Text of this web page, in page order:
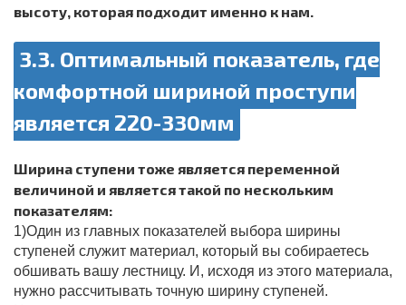
высоту, которая подходит именно к нам.
3.3. Оптимальный показатель, где
комфортной шириной проступи
является 220-330мм
Ширина ступени тоже является переменной
величиной и является такой по нескольким
показателям:
1)Один из главных показателей выбора ширины
ступеней служит материал, который вы собираетесь
обшивать вашу лестницу. И, исходя из этого материала,
нужно рассчитывать точную ширину ступеней.